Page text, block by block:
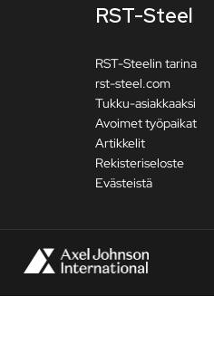
RST-Steel
RST-Steelin tarina
rst-steel.com
Tukku-asiakkaaksi
Avoimet työpaikat
Artikkelit
Rekisteriseloste
Evästeistä